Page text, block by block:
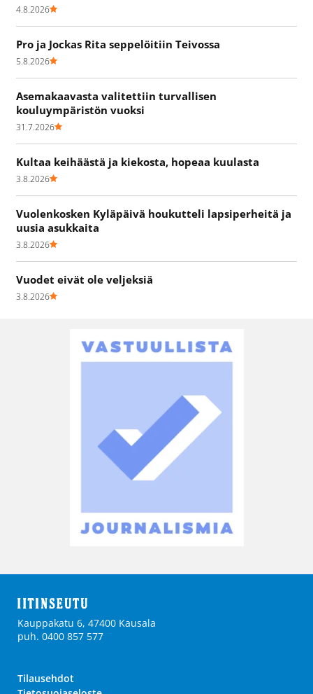
4.8.2026
Pro ja Jockas Rita seppelöitiin Teivossa
5.8.2026
Asemakaavasta valitettiin turvallisen
kouluympäristön vuoksi
31.7.2026
Kultaa keihäästä ja kiekosta, hopeaa kuulasta
3.8.2026
Vuolenkosken Kyläpäivä houkutteli lapsiperheitä ja
uusia asukkaita
3.8.2026
Vuodet eivät ole veljeksiä
3.8.2026
Kauppakatu 6, 47400 Kausala
puh. 0400 857 577
Tilausehdot